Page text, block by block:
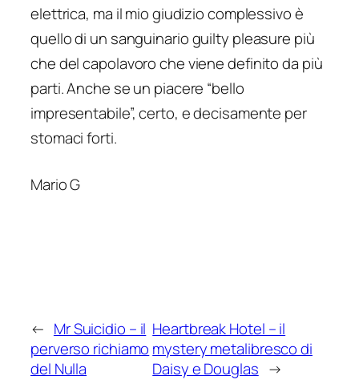
elettrica, ma il mio giudizio complessivo è
quello di un sanguinarioguilty pleasure più
che del capolavoro che viene definito da più
parti. Anche se un piacere “bello
impresentabile”, certo, e decisamente per
stomaci forti.
Mario G
← Mr Suicidio – il
perverso richiamo
del Nulla
Heartbreak Hotel – il
mystery metalibresco di
Daisy e Douglas →